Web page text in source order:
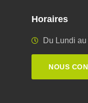
Horaires
Du Lundi
NOUS